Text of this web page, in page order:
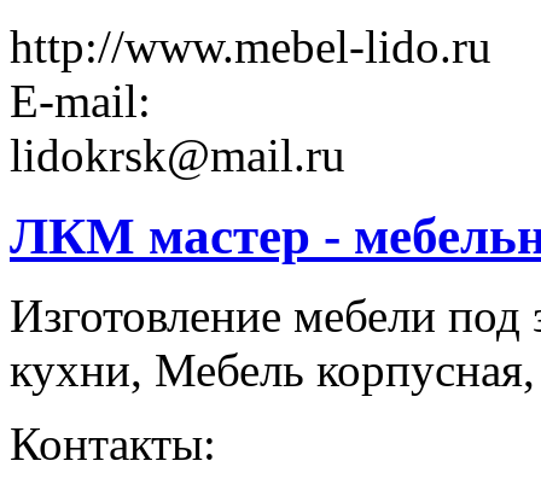
http://www.mebel-lido.ru
E-mail:
lidokrsk@mail.ru
ЛКМ мастер -
Изготовление мебели под
кухни, Мебель
Контакты: